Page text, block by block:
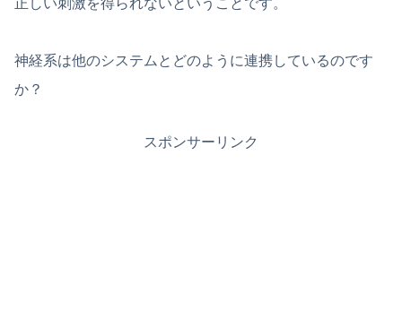
正しい刺激を得られないということです。
神経系は他のシステムとどのように連携しているのです
か？
スポンサーリンク